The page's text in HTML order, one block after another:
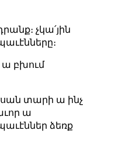
չկա՛յին
ա բխում
քսան տարի ա ինչ
ա
ձեռք